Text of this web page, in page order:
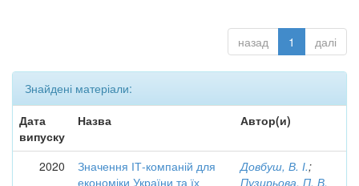
назад 1 далі
Знайдені матеріали:
Дата
випуску
Назва Автор(и)
2020
Значення ІТ-компаній для
економіки України та їх
Довбуш, В. І.;
Пузирьова, П. В.